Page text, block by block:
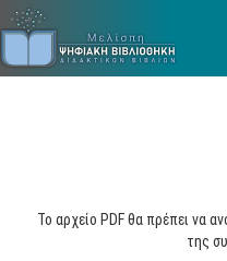
Το αρχείο PDF θα πρέπει να
της